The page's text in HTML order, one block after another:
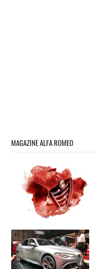
MAGAZINE ALFA ROMEO